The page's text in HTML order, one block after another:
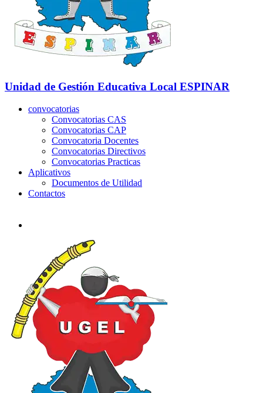
Unidad de Gestión Educativa Local ESPINAR
convocatorias
Convocatorias CAS
Convocatorias CAP
Convocatoria Docentes
Convocatorias Directivos
Convocatorias Practicas
Aplicativos
Documentos de Utilidad
Contactos